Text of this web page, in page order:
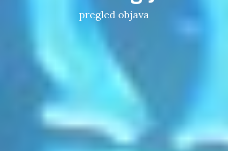
pregled objava